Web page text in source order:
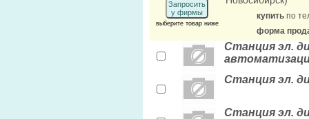
Запросить
у фирмы
выберите товар ниже
купить по
форма
Станция эл.
Станция эл.
Станция эл.